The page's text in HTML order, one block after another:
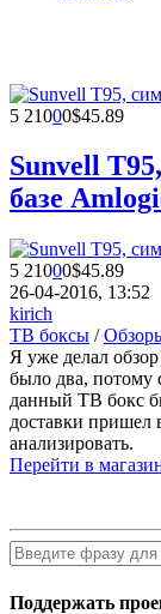
5 21000$45.89
Sunvell
базе
5 21000$45.89
26-04-2016, 13:52
kirich
ТВ боксы /
Я уже делал
было два, потому
данный ТВ бокс
доставки пришел
анализировать.
Перейти в
Поддержать